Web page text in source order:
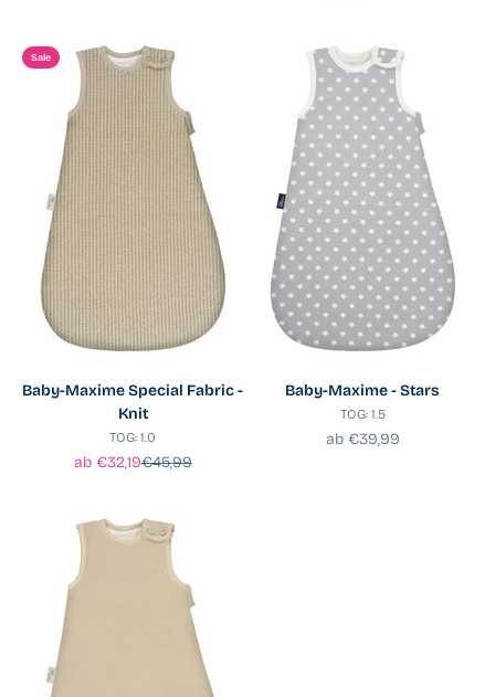
Sale
Baby-Maxime Special Fabric -
Knit
TOG: 1.0
Angebot
ab €32,19Regulärer Preis
€45,99
Baby-Maxime - Stars
TOG: 1.5
Angebot
ab €39,99